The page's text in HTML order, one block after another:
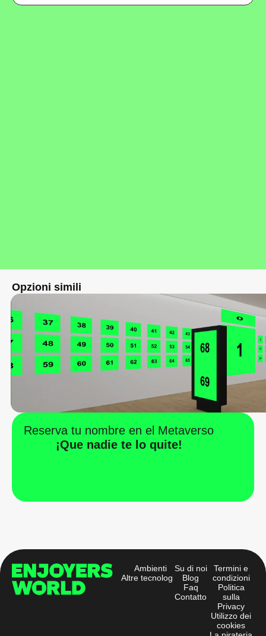
Opzioni simili
Reserva tu nombre en el Metaverso
¡Que nadie te lo quite!
Ambienti
Altre tecnologie
Su di noi
Blog
Faq
Contatto
Termini e
condizioni
Politica
sulla
Privacy
Utilizzo dei
cookies